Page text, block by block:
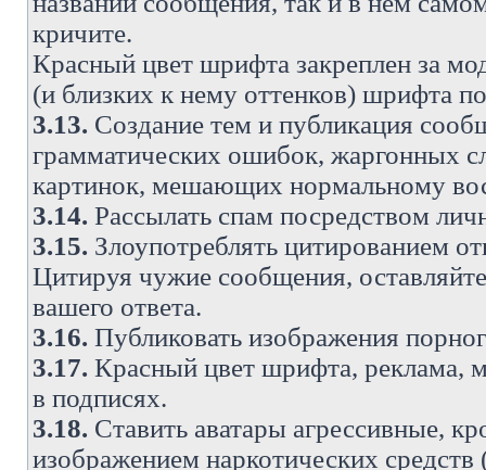
кричите.
Красный цвет шрифта закреплен за
(и близких к нему оттенков) шрифта
3.13. Создание тем и публикация
грамматических ошибок, жаргонных
картинок, мешающих нормальному
3.14. Рассылать спам посредством
3.15. Злоупотреблять цитированием
Цитируя чужие сообщения,
вашего ответа.
3.16. Публиковать изображения
3.17. Красный цвет шрифта, реклама,
в подписях.
3.18. Ставить аватары агрессивные,
изображением наркотических